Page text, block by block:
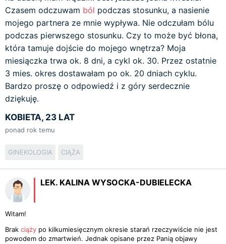
Czasem odczuwam ból podczas stosunku, a nasienie
mojego partnera ze mnie wypływa. Nie odczułam bólu
podczas pierwszego stosunku. Czy to może być błona,
która tamuje dojście do mojego wnętrza? Moja
miesiączka trwa ok. 8 dni, a cykl ok. 30. Przez ostatnie
3 mies. okres dostawałam po ok. 20 dniach cyklu.
Bardzo proszę o odpowiedź i z góry serdecznie
dziękuję.
KOBIETA, 23 LAT
ponad rok temu
GINEKOLOGIA CIĄŻA
LEK. KALINA WYSOCKA-DUBIELECKA
Witam!
Brak ciąży po kilkumiesięcznym okresie starań rzeczywiście nie jest
powodem do zmartwień. Jednak opisane przez Panią objawy